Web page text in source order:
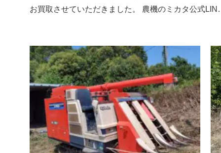
お買取させていただきました。 農機のミカタ公式